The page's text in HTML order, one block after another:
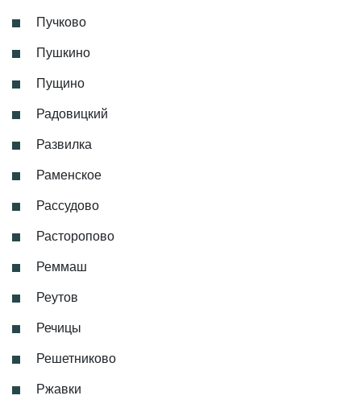
Пучково
Пушкино
Пущино
Радовицкий
Развилка
Раменское
Рассудово
Расторопово
Реммаш
Реутов
Речицы
Решетниково
Ржавки